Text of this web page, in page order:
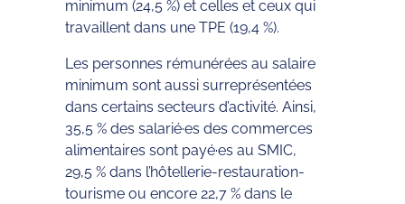
minimum (24,5 %) et celles et ceux qui
travaillent dans une TPE (19,4 %).
Les personnes rémunérées au salaire
minimum sont aussi surreprésentées
dans certains secteurs d’activité. Ainsi,
35,5 % des salarié·es des commerces
alimentaires sont payé·es au SMIC,
29,5 % dans l’hôtellerie-restauration-
tourisme ou encore 22,7 % dans le